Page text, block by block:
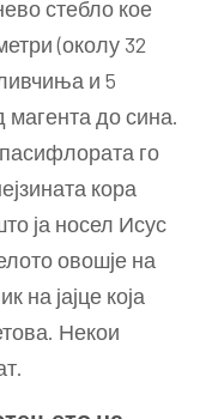
стебло кое
(околу 32
и 5
магента до сина.
го
кора
ја носел Исус
овошје на
на јајце која
Некои